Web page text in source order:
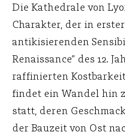
Die Kathedrale von
Charakter, der in
antikisierenden
Renaissance” des 12.
raffinierten
findet ein Wandel hin
statt, deren
der Bauzeit von Ost